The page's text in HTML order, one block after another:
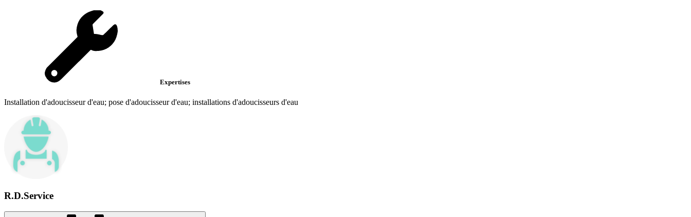
Expertises
Installation d'adoucisseur d'eau; pose d'adoucisseur d'eau; installations d'adoucisseurs d'eau
R.D.Service